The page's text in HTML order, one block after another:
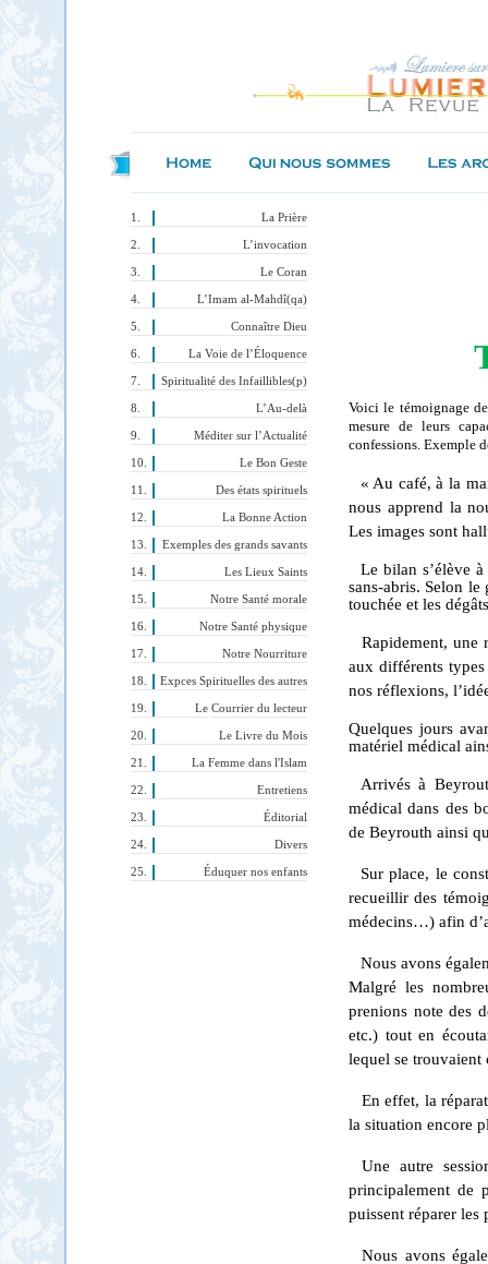
La Prière
L’invocation
Le Coran
L’Imam al-Mahdî(qa)
Connaître Dieu
La Voie de l’Éloquence
Spiritualité des Infaillibles(p)
L’Au-delà
Méditer sur l’Actualité
Le Bon Geste
Des états spirituels
La Bonne Action
Exemples des grands savants
Les Lieux Saints
Notre Santé morale
Notre Santé physique
Notre Nourriture
Expces Spirituelles des autres
Le Courrier du lecteur
Le Livre du Mois
La Femme dans l'Islam
Entretiens
Éditorial
Divers
Éduquer nos enfants
Voici le témoignage
mesure de leurs
confessions. Exemple
« Au café, à la
nous apprend la
Les images sont
Le bilan s’élève
sans-abris. Selon
touchée et les
Rapidement, une
aux différents
nos réflexions,
Quelques jours
maté­riel médical
Arrivés à
médical dans des
de Beyrouth ainsi
Sur place, le
recueillir des
médecins…) afin
Nous avons
Malgré les
prenions note des
etc.) tout en
lequel se trouvaient
En effet, la
la situation encore
Une autre
principalement de
puissent réparer les
Nous avons